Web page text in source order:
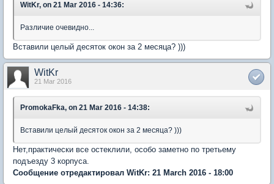
WitKr, on 21 Mar 2016 - 14:36:
Различие очевидно...
Вставили целый десяток окон за 2 месяца? )))
WitKr
21 Mar 2016
PromokaFka, on 21 Mar 2016 - 14:38:
Вставили целый десяток окон за 2 месяца? )))
Нет,практически все остеклили, особо заметно по третьему
подъезду 3 корпуса.
Сообщение отредактировал WitKr: 21 March 2016 - 18:00